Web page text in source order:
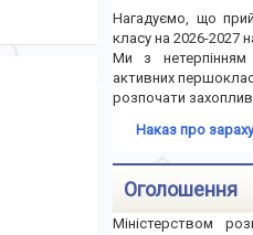
Нагадуємо, що
класу на 2026-2027
Ми з
активних
розпочати
Наказ про
Оголошення
Міністерством